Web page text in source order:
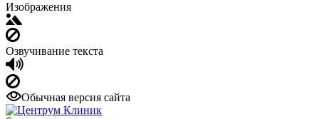
Изображения
Озвучивание текста
Обычная версия сайта